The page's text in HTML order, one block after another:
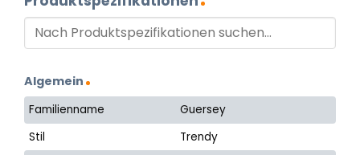
Algemein
Familienname
Guersey
Stil
Trendy